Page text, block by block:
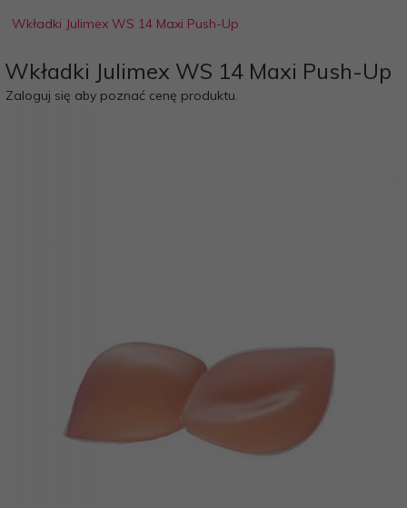
Wkładki Julimex WS 14 Maxi Push-Up
Wkładki Julimex WS 14 Maxi Push-Up
Zaloguj się aby poznać cenę produktu.